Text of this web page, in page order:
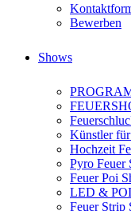
Bewerben
Shows
Künstler
Hochzeit
Pyro Feuer
Feuer Poi
LED &
Feuer Strip